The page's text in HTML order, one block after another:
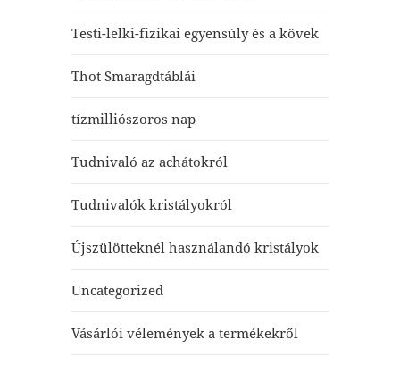
Testi-lelki-fizikai egyensúly és a kövek
Thot Smaragdtáblái
tízmilliószoros nap
Tudnivaló az achátokról
Tudnivalók kristályokról
Újszülötteknél használandó kristályok
Uncategorized
Vásárlói vélemények a termékekről